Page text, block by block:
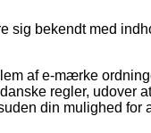
sig bekendt med
af e-mærke
regler, udover
din mulighed for